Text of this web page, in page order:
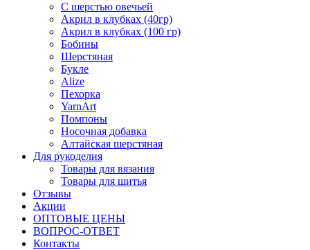
С шерстью овечьей
Акрил в клубках (40гр)
Акрил в клубках (100 гр)
Бобины
Шерстяная
Букле
Alize
Пехорка
YarnArt
Помпоны
Носочная добавка
Алтайская шерстяная
Для рукоделия
Товары для вязания
Товары для шитья
Отзывы
Акции
ОПТОВЫЕ ЦЕНЫ
ВОПРОС-ОТВЕТ
Контакты